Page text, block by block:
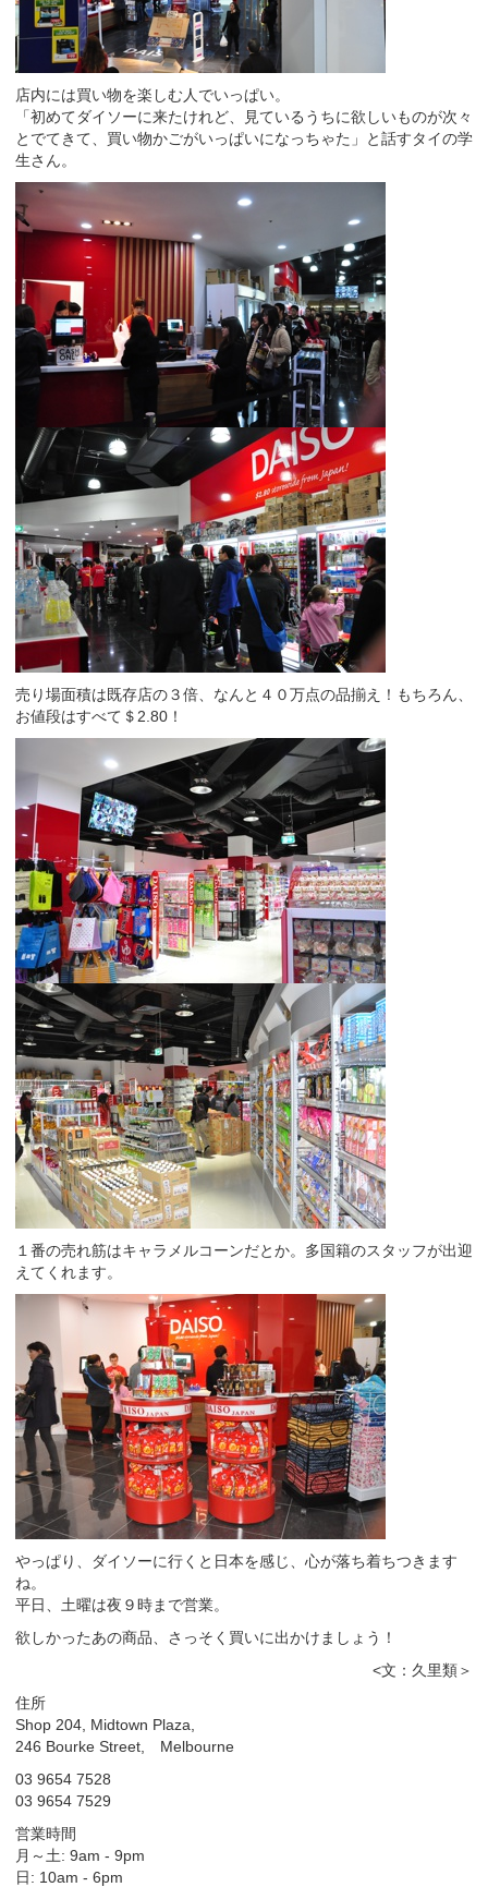
店内には買い物を楽しむ人でいっぱい。
「初めてダイソーに来たけれど、見ているうちに欲しいものが次々
とでてきて、買い物かごがいっぱいになっちゃた」と話すタイの学
生さん。
売り場面積は既存店の３倍、なんと４０万点の品揃え！もちろん、
お値段はすべて＄2.80！
１番の売れ筋はキャラメルコーンだとか。多国籍のスタッフが出迎
えてくれます。
やっぱり、ダイソーに行くと日本を感じ、心が落ち着ちつきます
ね。
平日、土曜は夜９時まで営業。
欲しかったあの商品、さっそく買いに出かけましょう！
<文：久里類＞
住所
Shop 204, Midtown Plaza,
246 Bourke Street, Melbourne
03 9654 7528
03 9654 7529
営業時間
月～土: 9am - 9pm
日: 10am - 6pm